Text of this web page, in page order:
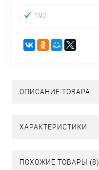
192
ОПИСАНИЕ ТОВАРА
ХАРАКТЕРИСТИКИ
ПОХОЖИЕ ТОВАРЫ (8)